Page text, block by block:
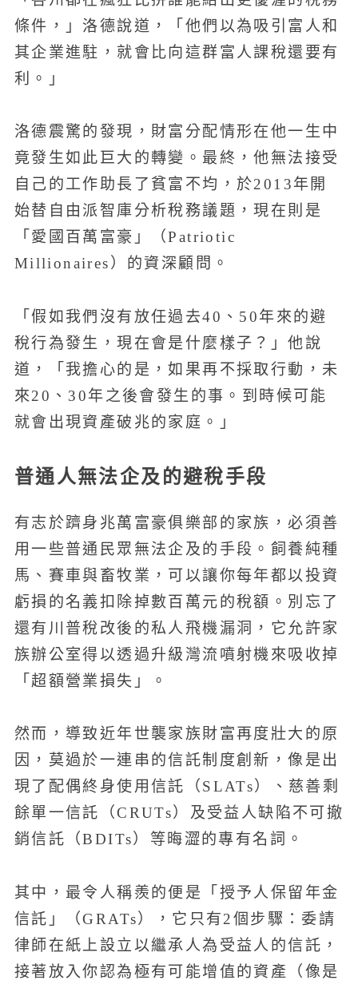
條件，」洛德說道，「他們以為吸引富人和
其企業進駐，就會比向這群富人課稅還要有
利。」
洛德震驚的發現，財富分配情形在他一生中
竟發生如此巨大的轉變。最終，他無法接受
自己的工作助長了貧富不均，於2013年開
始替自由派智庫分析稅務議題，現在則是
「愛國百萬富豪」（Patriotic
Millionaires）的資深顧問。
「假如我們沒有放任過去40、50年來的避
稅行為發生，現在會是什麼樣子？」他說
道，「我擔心的是，如果再不採取行動，未
來20、30年之後會發生的事。到時候可能
就會出現資產破兆的家庭。」
普通人無法企及的避稅手段
有志於躋身兆萬富豪俱樂部的家族，必須善
用一些普通民眾無法企及的手段。飼養純種
馬、賽車與畜牧業，可以讓你每年都以投資
虧損的名義扣除掉數百萬元的稅額。別忘了
還有川普稅改後的私人飛機漏洞，它允許家
族辦公室得以透過升級灣流噴射機來吸收掉
「超額營業損失」。
然而，導致近年世襲家族財富再度壯大的原
因，莫過於一連串的信託制度創新，像是出
現了配偶終身使用信託（SLATs）、慈善剩
餘單一信託（CRUTs）及受益人缺陷不可撤
銷信託（BDITs）等晦澀的專有名詞。
其中，最令人稱羨的便是「授予人保留年金
信託」（GRATs），它只有2個步驟：委請
律師在紙上設立以繼承人為受益人的信託，
接著放入你認為極有可能增值的資產（像是